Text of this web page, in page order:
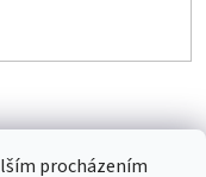
procházením